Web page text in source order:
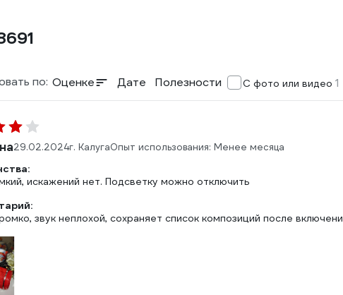
по: Оценке Дате Полезности С фото или видео 1
29.02.2024г. КалугаОпыт использования: Менее месяца
искажений нет. Подсветку можно отключить
звук неплохой, сохраняет список композиций после